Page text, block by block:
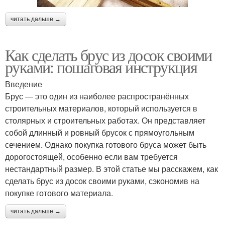
читать дальше →
Как сделать брус из досок своими
руками: пошаговая инструкция
Введение
Брус — это один из наиболее распространённых
строительных материалов, который используется в
столярных и строительных работах. Он представляет
собой длинный и ровный брусок с прямоугольным
сечением. Однако покупка готового бруса может быть
дорогостоящей, особенно если вам требуется
нестандартный размер. В этой статье мы расскажем, как
сделать брус из досок своими руками, сэкономив на
покупке готового материала.
читать дальше →